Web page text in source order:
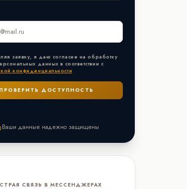
заявку, я даю согласие на обработку
данных в соответствии с
конфиденциальности
Ваши данные надежно защищены
СВЯЗЬ В МЕССЕНДЖЕРАХ